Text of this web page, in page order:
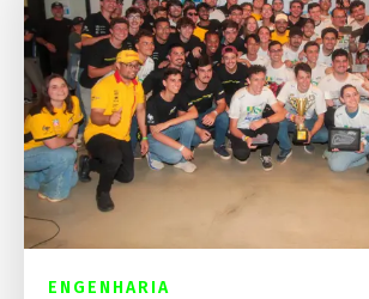
ENGENHARIA